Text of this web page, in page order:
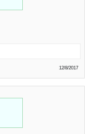
12/8/2017